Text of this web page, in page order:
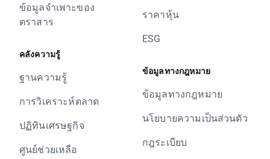
ข้อมูลจำเพาะของ
ตราสาร
คลังความรู้
ฐานความรู้
การวิเคราะห์ตลาด
ปฏิทินเศรษฐกิจ
ศูนย์ช่วยเหลือ
ราคาหุ้น
ESG
ข้อมูลทางกฎหมาย
ข้อมูลทางกฎหมาย
นโยบายความเป็นส่วนตัว
กฎระเบียบ